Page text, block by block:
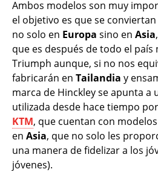
Ambos modelos son muy
el objetivo es que se
no solo en Europa sino en Asia
que es después de todo el país
Triumph aunque, si no nos
fabricarán en Tailandia y
marca de Hinckley se apunta a
utilizada desde hace tiempo
KTM, que cuentan con
en Asia, que no solo les
una manera de fidelizar a los
jóvenes).